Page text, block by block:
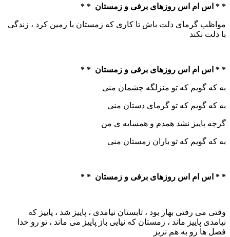
* * اس ام اس روزهای برفی و زمستان * *
مواظب گرمای دلت باش تا کاری که زمستان با زمین کرد ، زندگی
با دلت نکند
* * اس ام اس روزهای برفی و زمستان * *
به که گویم که تو منزلگه چشمان منی
به که گویم که تو گرمای دستان منی
گرچه پاییز نشد همدم و همسایه ی من
به که گویم که تو باران زمستان منی
* * اس ام اس روزهای برفی و زمستان * *
وقتی می رفتی بهار بود ، تابستان نیامدی ، پاییز شد ، پاییز که
نیامدی پاییز ماند ، زمستان که نیایی باز پاییز می ماند ، تو رو خدا
فصل ها رو به هم نریز